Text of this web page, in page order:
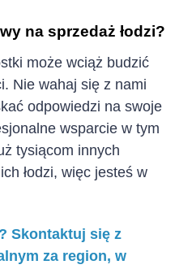
na sprzedaż łodzi?
może wciąż budzić
Nie wahaj się z nami
odpowiedzi na swoje
wsparcie w tym
tysiącom innych
łodzi, więc jesteś w
Skontaktuj się z
za region, w